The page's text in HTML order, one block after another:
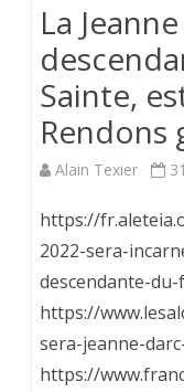
La
Sainte,
Rendons
Alain Texier
https://
2022-sera-
descendante-
https://
sera-jeanne-
https://